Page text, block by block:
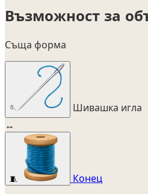
Възможност за
Съща форма
🪡
Шивашка игла
↔
🧵
Конец